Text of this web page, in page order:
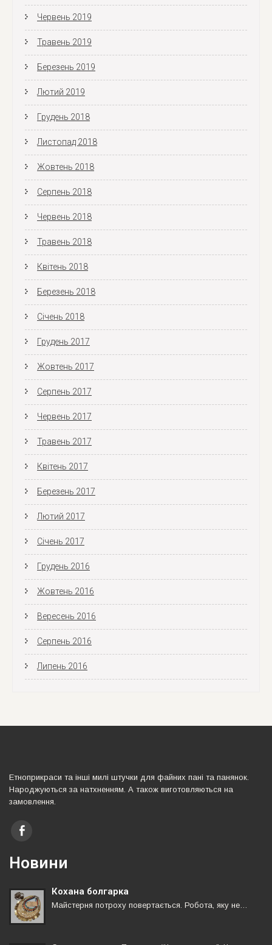
Червень 2019
Травень 2019
Березень 2019
Лютий 2019
Грудень 2018
Листопад 2018
Жовтень 2018
Серпень 2018
Червень 2018
Травень 2018
Квітень 2018
Березень 2018
Січень 2018
Грудень 2017
Жовтень 2017
Серпень 2017
Червень 2017
Травень 2017
Квітень 2017
Березень 2017
Лютий 2017
Січень 2017
Грудень 2016
Жовтень 2016
Вересень 2016
Серпень 2016
Липень 2016
Етноприкраси та iншi милi штучки для файних панi та панянок.
Народжуються за натхненням. А також виготовляються на
замовлення.
Новини
Кохана болгарка
Майстерня потроху повертається. Робота, яку не…